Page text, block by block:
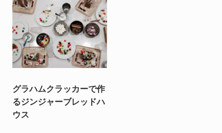
グラハムクラッカーで作
るジンジャーブレッドハ
ウス